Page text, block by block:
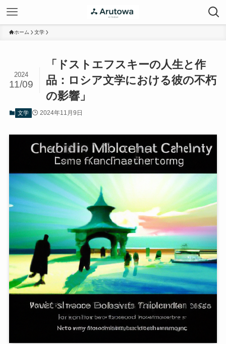
ホーム 文学
「ドストエフスキーの人生と作
品：ロシア文学における彼の不朽
の影響」
2024
11/09
文学 2024年11月9日